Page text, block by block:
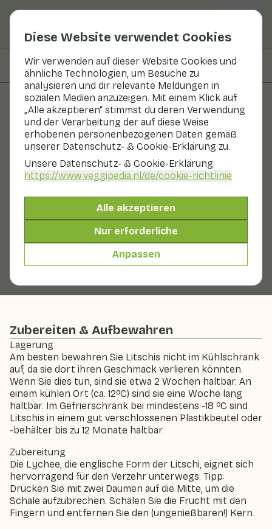
Diese Website verwendet Cookies
Wir verwenden auf dieser Website Cookies und
ähnliche Technologien, um Besuche zu
analysieren und dir relevante Meldungen in
sozialen Medien anzuzeigen. Mit einem Klick auf
„Alle akzeptieren“ stimmst du deren Verwendung
und der Verarbeitung der auf diese Weise
erhobenen personenbezogenen Daten gemäß
unserer Datenschutz- & Cookie-Erklärung zu.
Unsere Datenschutz- & Cookie-Erklärung:
https://www.veggipedia.nl/de/cookie-richtlinie
Alle akzeptieren
Nur erforderliche
Anpassen
Auf dieser Seite Nährwerte
Obst und Gemüse
Lychee
Obst Kühlschrank Kühl und dunkel
einer kleinen Pflaume. Litschis können an Ort und
Stelle verzehrt werden. Die spröde, rosafarbene Haut
um das weiße Fruchtfleisch lässt sich leicht mit den
Fingern abziehen. Die Frucht ist süß und saftig und hat
ein würziges Aroma. Die Frucht enthält einen Stein, den
man nicht essen kann. Am besten bewahrt man
Zubereiten & Aufbewahren
Lagerung
Am besten bewahren Sie Litschis nicht im Kühlschrank
auf, da sie dort ihren Geschmack verlieren könnten.
Wenn Sie dies tun, sind sie etwa 2 Wochen haltbar. An
einem kühlen Ort (ca. 12ºC) sind sie eine Woche lang
haltbar. Im Gefrierschrank bei mindestens -18 ºC sind
Litschis in einem gut verschlossenen Plastikbeutel oder
-behälter bis zu 12 Monate haltbar.
Zubereitung
Die Lychee, die englische Form der Litschi, eignet sich
hervorragend für den Verzehr unterwegs. Tipp:
Drücken Sie mit zwei Daumen auf die Mitte, um die
Schale aufzubrechen. Schälen Sie die Frucht mit den
Fingern und entfernen Sie den (ungenießbaren!) Kern.